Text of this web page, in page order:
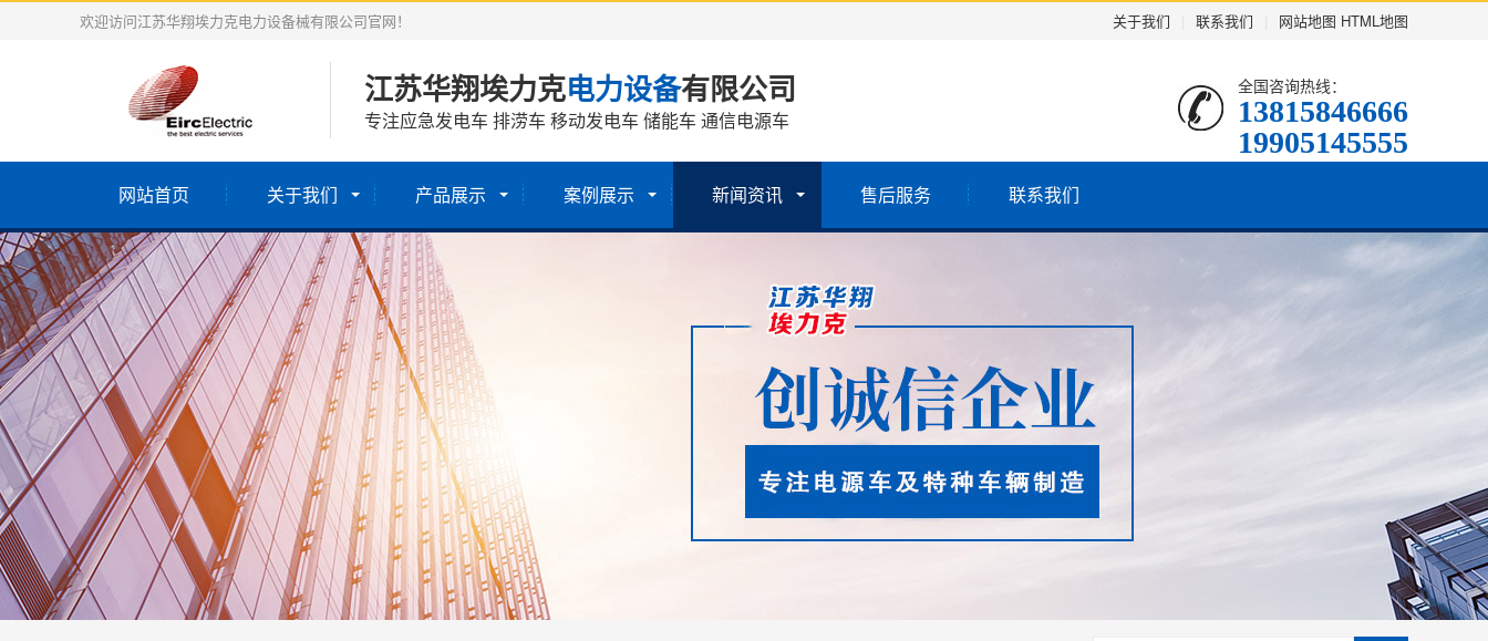
关于我们 联系我们 网站地图 HTML地图
欢迎访问江苏华翔埃力克电力设备械有限公司官网！
江苏华翔埃力克电力设备有限公司
专注应急发电车 排涝车 移动发电车 储能车 通信电源车
全国咨询热线：
13815846666
19905145555
网站首页 关于我们 产品展示 案例展示 新闻资讯 售后服务 联系我们